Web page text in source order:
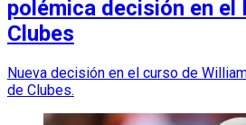
polémica decisión en el
Clubes
Nueva decisión en el curso de
de Clubes.